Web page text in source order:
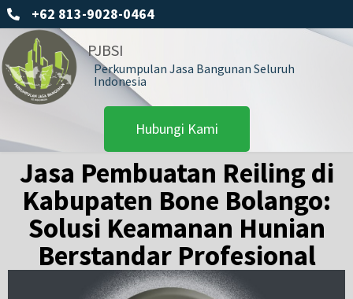
+62 813-9028-0464
PJBSI
Perkumpulan Jasa Bangunan Seluruh
Indonesia
Hubungi Kami
Jasa Pembuatan Reiling di
Kabupaten Bone Bolango:
Solusi Keamanan Hunian
Berstandar Profesional